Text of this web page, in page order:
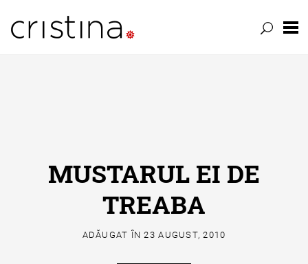
MUSTARUL EI DE
TREABA
ADĂUGAT ÎN23 AUGUST, 2010